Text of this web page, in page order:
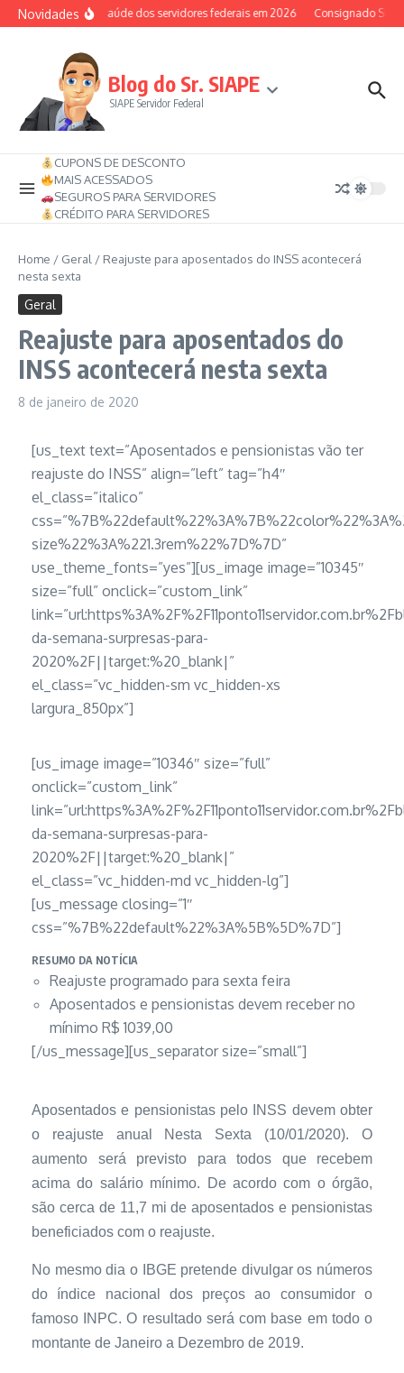
Ir para o conteúdo
NovidadesAuxílio-saúde dos servidores federais em 2026 Consignado
Blog do Sr. SIAPE
SIAPE Servidor Federal
CUPONS DE DESCONTO
MAIS ACESSADOS
SEGUROS PARA SERVIDORES
CRÉDITO PARA SERVIDORES
Home / Geral / Reajuste para aposentados do INSS acontecerá
nesta sexta
Geral
Reajuste para aposentados do
INSS acontecerá nesta sexta
8 de janeiro de 2020
[us_text text=”Aposentados e pensionistas vão ter
reajuste do INSS” align=”left” tag=”h4″
el_class=”italico”
size%22%3A%221.3rem%22%7D%7D”
use_theme_fonts=”yes”][us_image image=”10345″
size=”full” onclick=”custom_link”
da-semana-surpresas-para-
2020%2F||target:%20_blank|”
el_class=”vc_hidden-sm vc_hidden-xs
largura_850px”]
[us_image image=”10346″ size=”full”
onclick=”custom_link”
da-semana-surpresas-para-
2020%2F||target:%20_blank|”
el_class=”vc_hidden-md vc_hidden-lg”]
[us_message closing=”1″
css=”%7B%22default%22%3A%5B%5D%7D”]
RESUMO DA NOTÍCIA
Reajuste programado para sexta feira
Aposentados e pensionistas devem receber no
mínimo R$ 1039,00
[/us_message][us_separator size=”small”]
Aposentados e pensionistas pelo INSS devem obter
o reajuste anual Nesta Sexta (10/01/2020). O
aumento será previsto para todos que recebem
acima do salário mínimo. De acordo com o órgão,
são cerca de 11,7 mi de aposentados e pensionistas
beneficiados com o reajuste.
No mesmo dia o IBGE pretende divulgar os números
do índice nacional dos preços ao consumidor o
famoso INPC. O resultado será com base em todo o
montante de Janeiro a Dezembro de 2019.